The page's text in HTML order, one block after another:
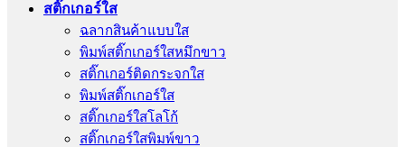
สติ๊กเกอร์ใส
ฉลากสินค้าแบบใส
พิมพ์สติ๊กเกอร์ใสหมึกขาว
สติ๊กเกอร์ติดกระจกใส
พิมพ์สติ๊กเกอร์ใส
สติ๊กเกอร์ใสโลโก้
สติ๊กเกอร์ใสพิมพ์ขาว